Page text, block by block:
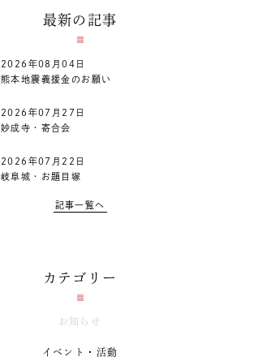
最新の記事
2026年08月04日
熊本地震義援金のお願い
2026年07月27日
妙成寺・寄合会
2026年07月22日
岐阜城・お題目塚
記事一覧へ
カテゴリー
お知らせ
イベント・活動